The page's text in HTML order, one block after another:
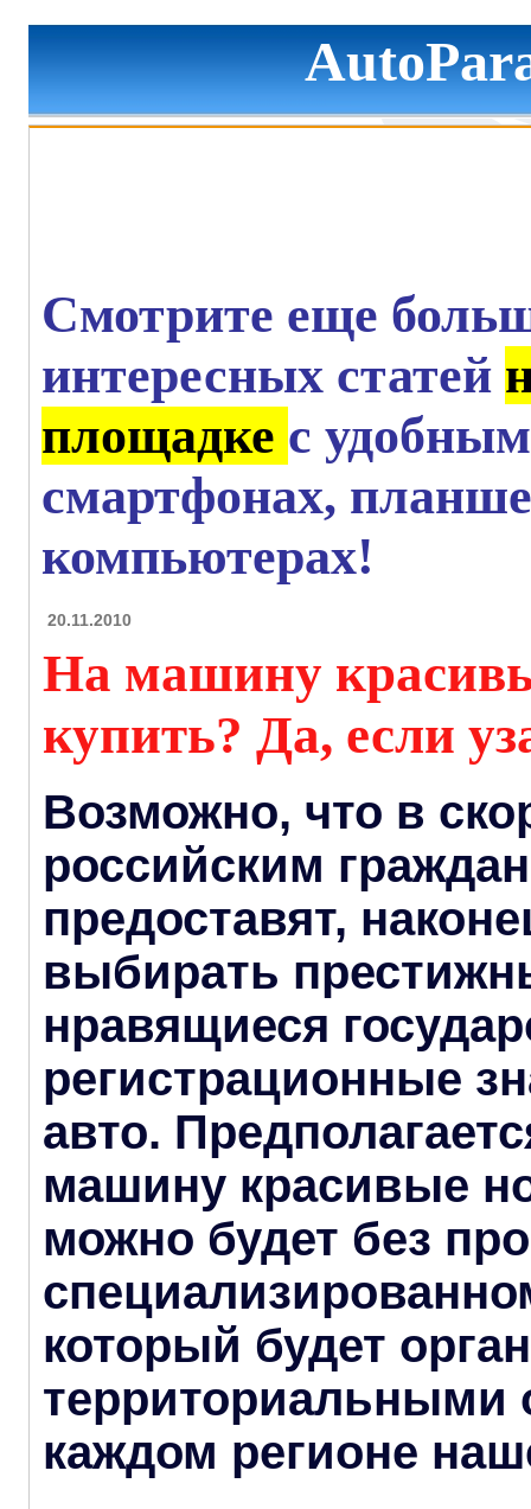
Смотрите еще
интересных статей
площадке с
смартфонах,
компьютерах!
20.11.2010
На машину
купить? Да, если
Возможно, что в
российским
предоставят,
выбирать
нравящиеся
регистрационные
авто.
машину красивые
можно будет без
который будет
территориальными
каждом регионе